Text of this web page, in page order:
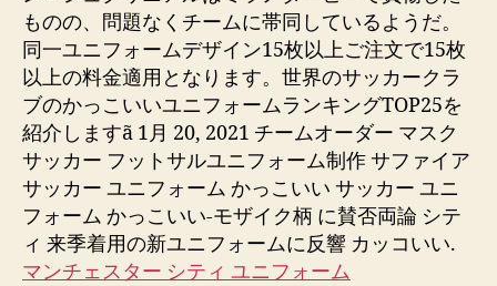
ものの、問題なくチームに帯同しているようだ。
同一ユニフォームデザイン15枚以上ご注文で15枚
以上の料金適用となります。世界のサッカークラ
ブのかっこいいユニフォームランキングTOP25を
紹介しますã 1月 20, 2021 チームオーダー マスク
サッカー フットサルユニフォーム制作 サファイア
サッカー ユニフォーム かっこいい サッカー ユニ
フォーム かっこいい-モザイク柄 に賛否両論 シテ
ィ 来季着用の新ユニフォームに反響 カッコいい.
マンチェスター シティ ユニフォーム